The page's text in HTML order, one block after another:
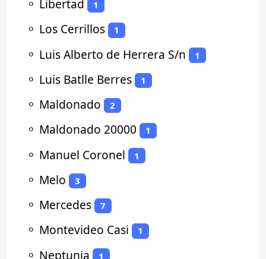
⚬ Libertad 1
⚬ Los Cerrillos 1
⚬ Luis Alberto de Herrera S/n 1
⚬ Luis Batlle Berres 1
⚬ Maldonado 2
⚬ Maldonado 20000 1
⚬ Manuel Coronel 1
⚬ Melo 3
⚬ Mercedes 7
⚬ Montevideo Casi 1
⚬ Neptunia 1